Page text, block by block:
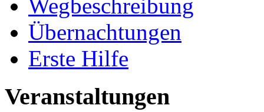
Wegbeschreibung
Übernachtungen
Erste Hilfe
Veranstaltungen